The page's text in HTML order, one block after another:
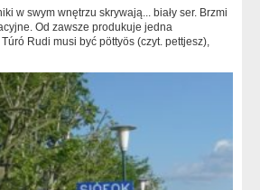
w swym wnętrzu skrywają... biały ser. Brzmi
Od zawsze produkuje jedna
Rudi musi być pöttyös (czyt. pettjesz),